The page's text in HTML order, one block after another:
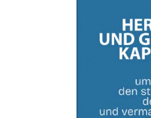
Service